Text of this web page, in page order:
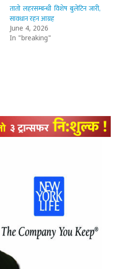
तातो लहरसम्बन्धी विशेष बुलेटिन जारी,
सावधान रहन आग्रह
June 4, 2026
In "breaking"